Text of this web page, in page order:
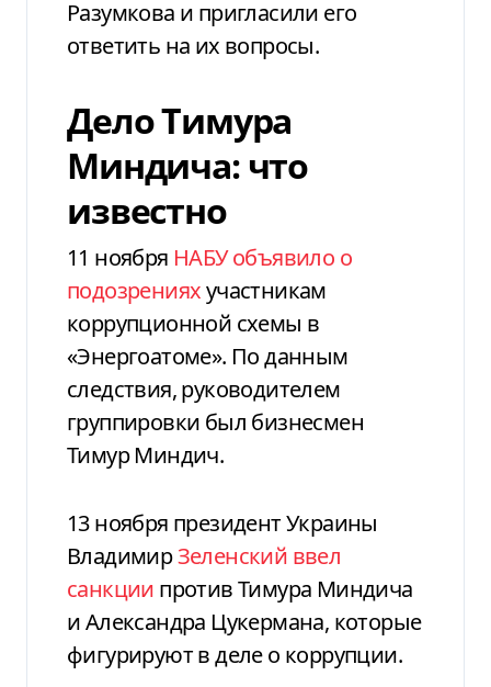
Разумкова и пригласили его
ответить на их вопросы.
Дело Тимура
Миндича: что
известно
11 ноября НАБУ объявило о
подозренияхучастникам
коррупционной схемы в
«Энергоатоме». По данным
следствия, руководителем
группировки был бизнесмен
Тимур Миндич.
13 ноября президент Украины
ВладимирЗеленский ввел
санкции против Тимура Миндича
и Александра Цукермана, которые
фигурируют в деле о коррупции.